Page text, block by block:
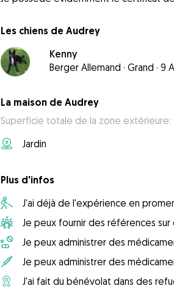
Les chiens de Audrey
Kenny
Berger Allemand · Grand · 9
La maison de Audrey
Superficie totale de la zone extérieure:
Jardin
Plus d'infos
J'ai déjà de l'expérience en
Je peux fournir des références sur
Je peux administrer des
Je peux administrer des
J'ai fait du bénévolat dans des